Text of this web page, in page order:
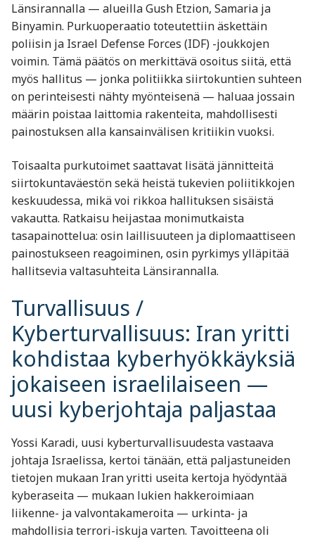
Länsirannalla — alueilla Gush Etzion, Samaria ja
Binyamin. Purkuoperaatio toteutettiin äskettäin
poliisin ja Israel Defense Forces (IDF) -joukkojen
voimin. Tämä päätös on merkittävä osoitus siitä, että
myös hallitus — jonka politiikka siirtokuntien suhteen
on perinteisesti nähty myönteisenä — haluaa jossain
määrin poistaa laittomia rakenteita, mahdollisesti
painostuksen alla kansainvälisen kritiikin vuoksi.
Toisaalta purkutoimet saattavat lisätä jännitteitä
siirtokuntaväestön sekä heistä tukevien poliitikkojen
keskuudessa, mikä voi rikkoa hallituksen sisäistä
vakautta. Ratkaisu heijastaa monimutkaista
tasapainottelua: osin laillisuuteen ja diplomaattiseen
painostukseen reagoiminen, osin pyrkimys ylläpitää
hallitsevia valtasuhteita Länsirannalla.
Turvallisuus /
Kyberturvallisuus: Iran yritti
kohdistaa kyberhyökkäyksiä
jokaiseen israelilaiseen —
uusi kyberjohtaja paljastaa
Yossi Karadi, uusi kyberturvallisuudesta vastaava
johtaja Israelissa, kertoi tänään, että paljastuneiden
tietojen mukaan Iran yritti useita kertoja hyödyntää
kyberaseita — mukaan lukien hakkeroimiaan
liikenne- ja valvontakameroita — urkinta- ja
mahdollisia terrori-iskuja varten. Tavoitteena oli